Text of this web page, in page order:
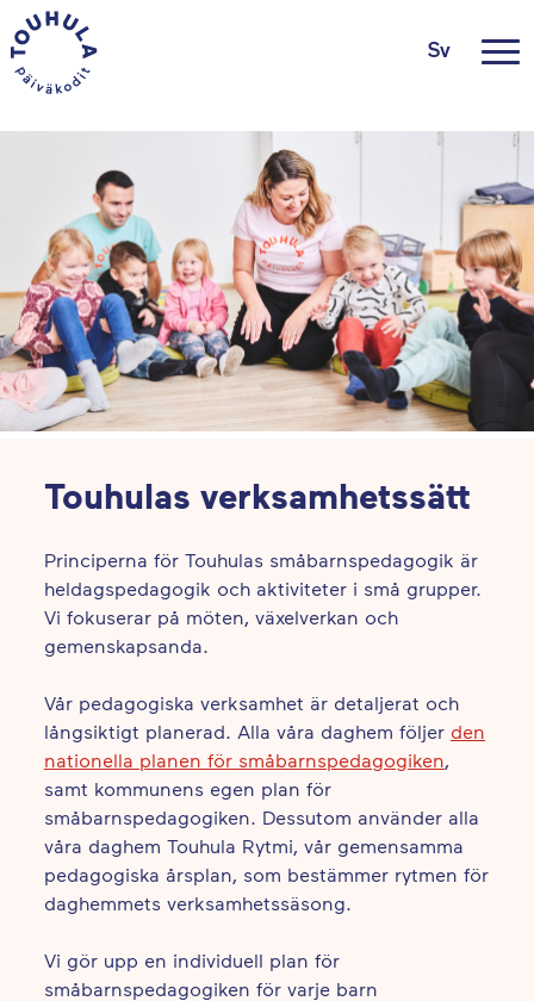
Sv
Touhulas verksamhetssätt
Principerna för Touhulas småbarnspedagogik är
heldagspedagogik och aktiviteter i små grupper.
Vi fokuserar på möten, växelverkan och
gemenskapsanda.
Vår pedagogiska verksamhet är detaljerat och
långsiktigt planerad. Alla våra daghem följer den
nationella planen för småbarnspedagogiken
samt kommunens egen plan för
småbarnspedagogiken. Dessutom använder alla
våra daghem Touhula Rytmi, vår gemensamma
pedagogiska årsplan, som bestämmer rytmen för
daghemmets verksamhetssäsong.
Vi gör upp en individuell plan för
småbarnspedagogiken för varje barn